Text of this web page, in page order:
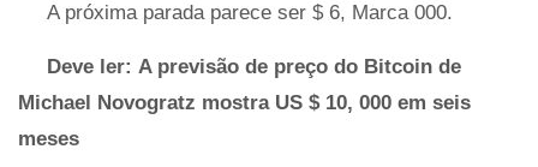
A próxima parada parece ser $ 6, Marca 000.
Deve ler: A previsão de preço do Bitcoin de
Michael Novogratz mostra US $ 10, 000 em seis
meses